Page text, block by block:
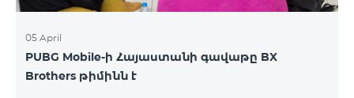
05 April
PUBG Mobile-ի Հայաստանի գավաթը BX
Brothers թիմինն է